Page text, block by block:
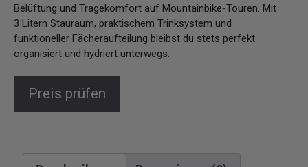
Belüftung und Tragekomfort auf Mountainbike-Touren. Mit
3 Litern Stauraum, praktischem Trinksystem und
funktioneller Fächeraufteilung bleibst du stets perfekt
organisiert und hydriert unterwegs.
Preis prüfen